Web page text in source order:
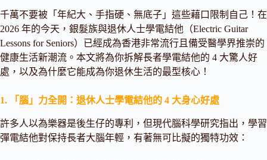
千萬不要被「年紀大、手指硬、無底子」這些藉口限制自己！在
2026 年的今天，銀髮族與退休人士學電結他（Electric Guitar
Lessons for Seniors）已經成為香港非常流行且備受醫學界推崇的
健康生活新潮流。本文將為你拆解長者學電結他的 4 大驚人好
處，以及為什麼它能成為你退休生活的最型核心！
1. 「腦」力全開：退休人士學電結他的 4 大身心好處
許多人以為樂器是後生仔的專利，但現代腦科學研究指出，學習
彈電結他對保持長者大腦年輕，有著無可比擬的獨特功效：